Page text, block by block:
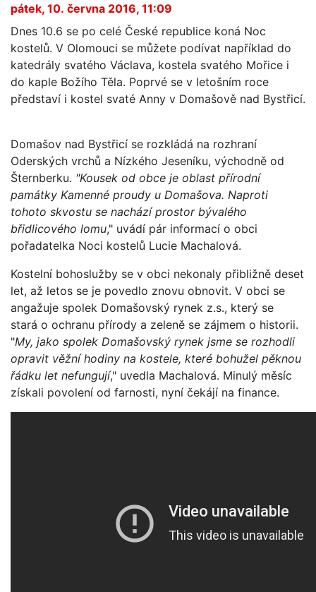
pátek, 10. června 2016, 11:09
Dnes 10.6 se po celé České republice koná Noc
kostelů. V Olomouci se můžete podívat například do
katedrály svatého Václava, kostela svatého Mořice i
do kaple Božího Těla. Poprvé se v letošním roce
představí i kostel svaté Anny v Domašově nad Bystřicí.
Domašov nad Bystřicí se rozkládá na rozhraní
Oderských vrchů a Nízkého Jeseníku, východně od
Šternberku. "Kousek od obce je oblast přírodní
památky Kamenné proudy u Domašova. Naproti
tohoto skvostu se nachází prostor bývalého
břidlicového lomu," uvádí pár informací o obci
pořadatelka Noci kostelů Lucie Machalová.
Kostelní bohoslužby se v obci nekonaly přibližně deset
let, až letos se je povedlo znovu obnovit. V obci se
angažuje spolek Domašovský rynek z.s., který se
stará o ochranu přírody a zeleně se zájmem o historii.
"My, jako spolek Domašovský rynek jsme se rozhodli
opravit věžní hodiny na kostele, které bohužel pěknou
řádku let nefungují," uvedla Machalová. Minulý měsíc
získali povolení od farnosti, nyní čekájí na finance.